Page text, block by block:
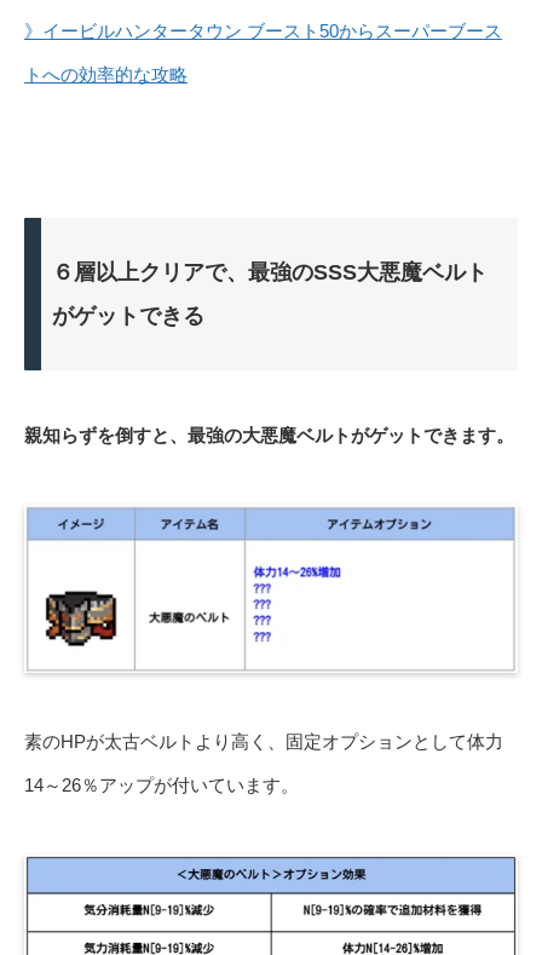
》イービルハンタータウン ブースト50からスーパーブース
トへの効率的な攻略
６層以上クリアで、最強のSSS大悪魔ベルト
がゲットできる
親知らずを倒すと、最強の大悪魔ベルトがゲットできます。
素のHPが太古ベルトより高く、固定オプションとして体力
14～26％アップが付いています。